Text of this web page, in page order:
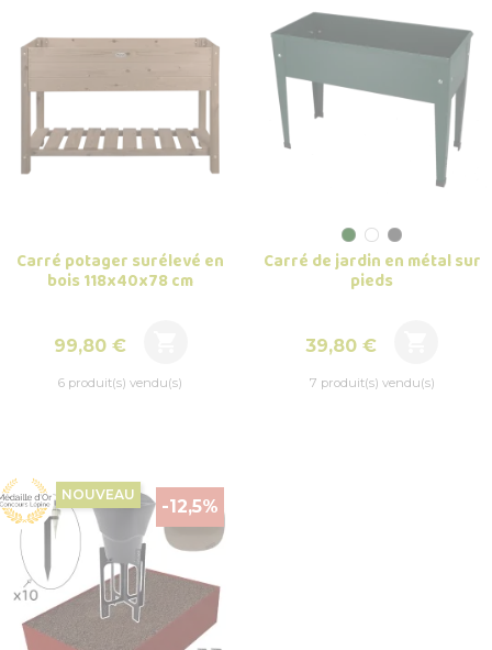
Carré potager surélevé en
bois 118x40x78 cm
Prix
99,80 €
6 produit(s) vendu(s)
Carré de jardin en métal sur
pieds
Prix
39,80 €
7 produit(s) vendu(s)
-12,5%
NOUVEAU